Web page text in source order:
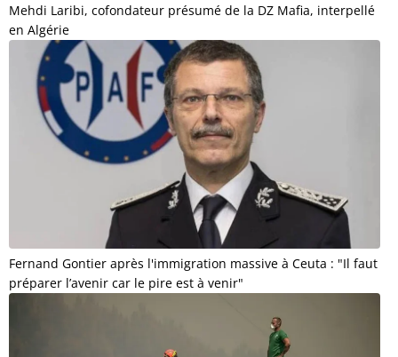
Mehdi Laribi, cofondateur présumé de la DZ Mafia, interpellé
en Algérie
Fernand Gontier après l'immigration massive à Ceuta : "Il faut
préparer l’avenir car le pire est à venir"